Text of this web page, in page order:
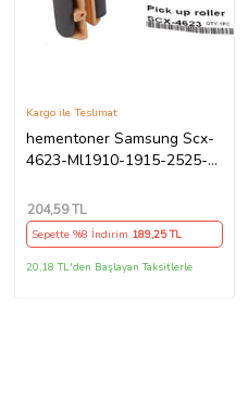
hementoner Samsung Scx-
4623-Ml1910-1915-2525-
Pateni (Pickup Roller)
Kargo ile Teslimat
204,59 TL
Sepette %8 İndirim 189,25 TL
20,18 TL'den Başlayan Taksitlerle